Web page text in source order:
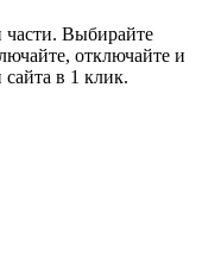
части. Выбирайте
отключайте и
в 1 клик.